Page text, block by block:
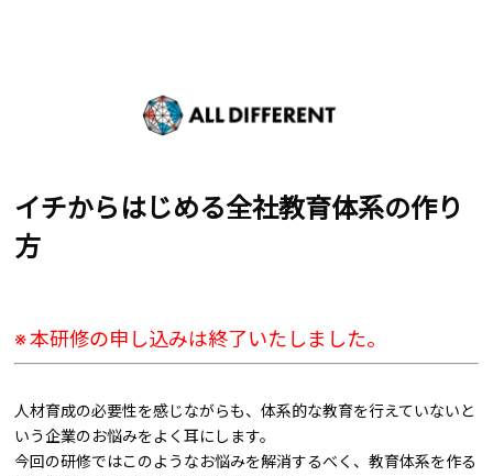
イチからはじめる全社教育体系の作り
方
※ 本研修の申し込みは終了いたしました。
人材育成の必要性を感じながらも、体系的な教育を行えていないと
いう企業のお悩みをよく耳にします。
今回の研修ではこのようなお悩みを解消するべく、教育体系を作る